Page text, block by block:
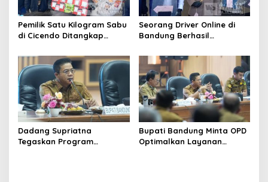
Pemilik Satu Kilogram Sabu
di Cicendo Ditangkap
Seorang Driver Online di
Bandung Berhasil
Pelaku Pencurian
Dadang Supriatna
Tegaskan Program
Bupati Bandung Minta OPD
Optimalkan Layanan